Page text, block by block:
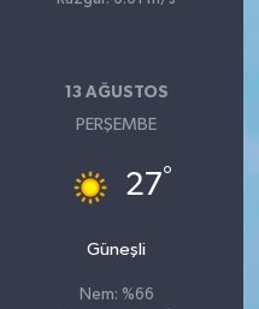
13 AĞUSTOS
PERŞEMBE
27°
Güneşli
Nem: %66